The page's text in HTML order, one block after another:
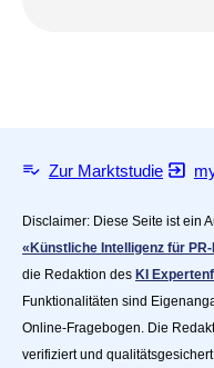
Zur Marktstudie
Disclaimer: Diese Seite ist ein
«Künstliche Intelligenz für
die Redaktion des KI
Funktionalitäten sind
Online-Fragebogen. Die
verifiziert und